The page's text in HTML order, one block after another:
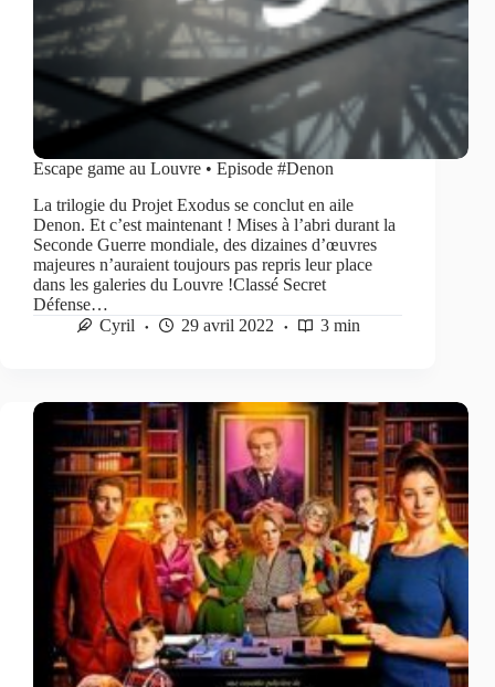
Escape game au Louvre • Episode #Denon
La trilogie du Projet Exodus se conclut en aile
Denon. Et c’est maintenant ! Mises à l’abri durant la
Seconde Guerre mondiale, des dizaines d’œuvres
majeures n’auraient toujours pas repris leur place
dans les galeries du Louvre !Classé Secret
Défense…
Cyril
29 avril 2022 3 min